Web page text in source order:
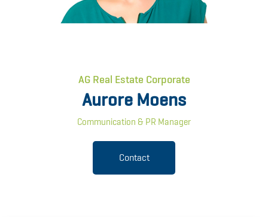
AG Real Estate Corporate
Aurore Moens
Communication & PR Manager
Contact